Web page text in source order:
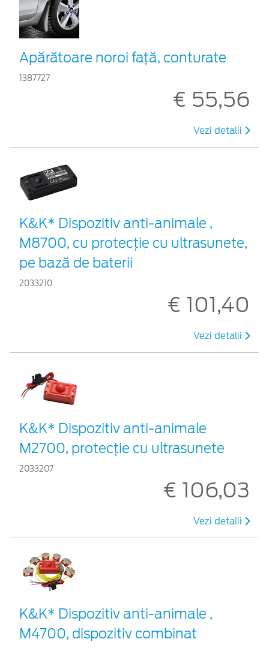
Apărătoare noroi faţă, conturate
1387727
€ 55,56
Vezi detalii
K&K* Dispozitiv anti-animale ,
M8700, cu protecție cu ultrasunete,
pe bază de baterii
2033210
€ 101,40
Vezi detalii
K&K* Dispozitiv anti-animale
M2700, protecție cu ultrasunete
2033207
€ 106,03
Vezi detalii
K&K* Dispozitiv anti-animale ,
M4700, dispozitiv combinat